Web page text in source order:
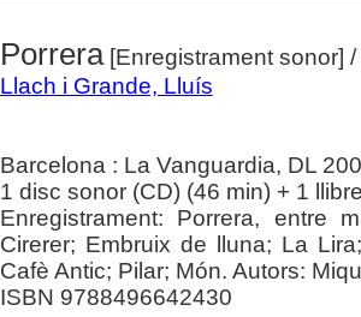
Porrera[Enregistrament sonor] /
Llach i Grande, Lluís
Barcelona : La Vanguardia, DL
1 disc sonor (CD) (46 min) + 1
Enregistrament: Porrera, entre
Cirerer; Embruix de lluna; La
Cafè Antic; Pilar; Món. Autors:
ISBN 9788496642430